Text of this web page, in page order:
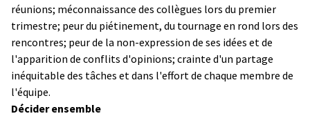
réunions; méconnaissance des collègues lors du premier
trimestre; peur du piétinement, du tournage en rond lors des
rencontres; peur de la non-expression de ses idées et de
l'apparition de conflits d'opinions; crainte d'un partage
inéquitable des tâches et dans l'effort de chaque membre de
l'équipe.
Décider ensemble